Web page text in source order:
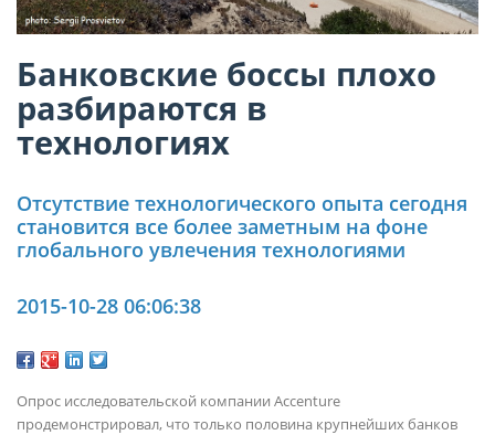
Банковские боссы плохо
разбираются в
технологиях
Отсутствие технологического опыта сегодня
становится все более заметным на фоне
глобального увлечения технологиями
2015-10-28 06:06:38
Опрос исследовательской компании Accenture
продемонстрировал, что только половина крупнейших банков